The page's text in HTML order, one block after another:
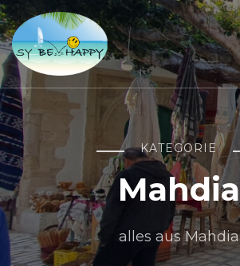
Sailing Be Happy
ein Traum wird wahr
KATEGORIE
Mahdia
alles aus Mahdia